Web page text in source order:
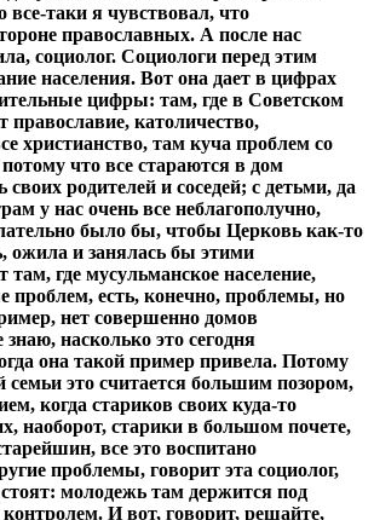
все-таки я чувствовал, что
православных. А после нас
социолог. Социологи перед этим
населения. Вот она дает в цифрах
цифры: там, где в Советском
православие, католичество,
христианство, там куча проблем со
что все стараются в дом
своих родителей и соседей; с детьми, да
у нас очень все неблагополучно,
было бы, чтобы Церковь как-то
ожила и занялась бы этими
где мусульманское население,
проблем, есть, конечно, проблемы, но
нет совершенно домов
насколько это сегодня
она такой пример привела. Потому
семьи это считается большим позором,
когда стариков своих куда-то
наоборот, старики в большом почете,
все это воспитано
проблемы, говорит эта социолог,
молодежь там держится под
И вот, говорит, решайте,